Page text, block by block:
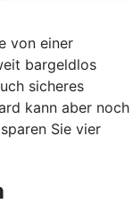
von einer
bargeldlos
sicheres
kann aber noch
Sie vier